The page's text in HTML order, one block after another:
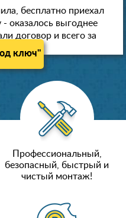
бесплатно приехал
оказалось выгоднее
договор и всего за
ключ"
Профессиональный,
безопасный, быстрый и
чистый монтаж!